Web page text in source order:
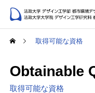
取得可能な資格
Obtainable
取得可能な資格